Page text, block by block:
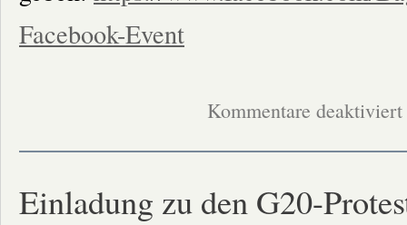
Facebook-Event
Kommentare deaktiviert
Einladung zu den G20-